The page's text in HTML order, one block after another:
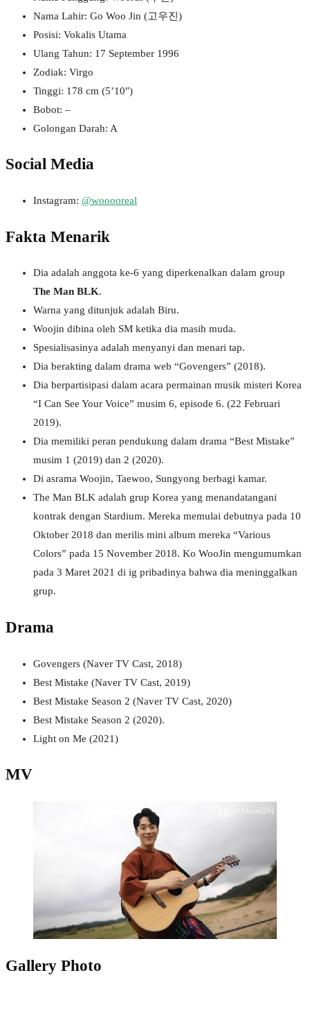
Nama Lahir: Go Woo Jin (고우진)
Posisi: Vokalis Utama
Ulang Tahun: 17 September 1996
Zodiak: Virgo
Tinggi: 178 cm (5’10″)
Bobot: –
Golongan Darah: A
Social Media
Instagram: @wooooreal
Fakta Menarik
Dia adalah anggota ke-6 yang diperkenalkan dalam group
The Man BLK.
Warna yang ditunjuk adalah Biru.
Woojin dibina oleh SM ketika dia masih muda.
Spesialisasinya adalah menyanyi dan menari tap.
Dia berakting dalam drama web “Govengers” (2018).
Dia berpartisipasi dalam acara permainan musik misteri Korea
“I Can See Your Voice” musim 6, episode 6. (22 Februari
2019).
Dia memiliki peran pendukung dalam drama “Best Mistake”
musim 1 (2019) dan 2 (2020).
Di asrama Woojin, Taewoo, Sungyong berbagi kamar.
The Man BLK adalah grup Korea yang menandatangani
kontrak dengan Stardium. Mereka memulai debutnya pada 10
Oktober 2018 dan merilis mini album mereka “Various
Colors” pada 15 November 2018. Ko WooJin mengumumkan
pada 3 Maret 2021 di ig pribadinya bahwa dia meninggalkan
grup.
Drama
Govengers (Naver TV Cast, 2018)
Best Mistake (Naver TV Cast, 2019)
Best Mistake Season 2 (Naver TV Cast, 2020)
Best Mistake Season 2 (2020).
Light on Me (2021)
MV
Gallery Photo